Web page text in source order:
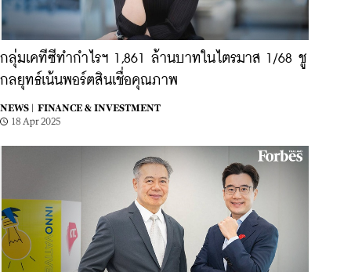
กลุ่มเคทีซีทำกำไรฯ 1,861 ล้านบาทในไตรมาส 1/68 ชู
กลยุทธ์เน้นพอร์ตสินเชื่อคุณภาพ
NEWS |
FINANCE & INVESTMENT
18 Apr 2025